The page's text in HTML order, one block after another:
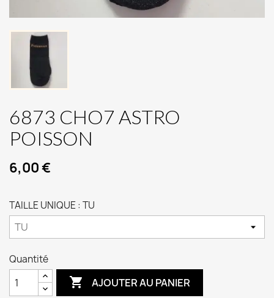
6873 CHO7 ASTRO
POISSON
6,00 €
TAILLE UNIQUE : TU
Quantité
 AJOUTER AU PANIER